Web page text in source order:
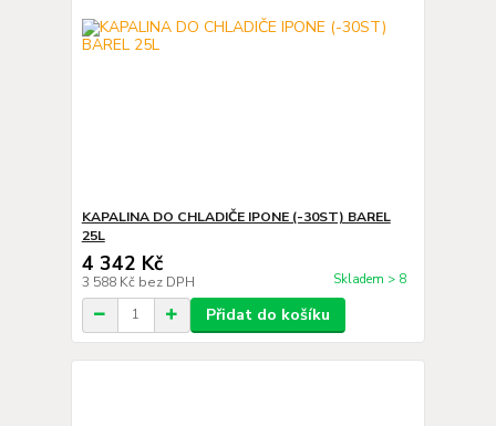
KAPALINA DO CHLADIČE IPONE (-30ST) BAREL
25L
4 342 Kč
3 588 Kč bez DPH Skladem > 8
Přidat do košíku